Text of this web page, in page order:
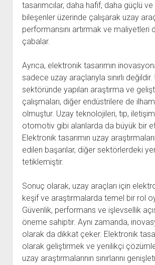
tasarımcılar, daha hafif, daha güçlü
bileşenler üzerinde çalışarak uzay
performansını artırmak ve maliyetleri
çabalar.
Ayrıca, elektronik tasarımın
sadece uzay araçlarıyla sınırlı
sektöründe yapılan araştırma ve
çalışmaları, diğer endüstrilere de
olmuştur. Uzay teknolojileri, tıp,
otomotiv gibi alanlarda da büyük bir
Elektronik tasarımın uzay
edilen başarılar, diğer sektörlerdeki
tetiklemiştir.
Sonuç olarak, uzay araçları için
keşif ve araştırmalarda temel bir rol
Güvenlik, performans ve işlevsellik
öneme sahiptir. Aynı zamanda,
olarak da dikkat çeker. Elektronik
olarak geliştirmek ve yenilikçi
uzay araştırmalarının sınırlarını